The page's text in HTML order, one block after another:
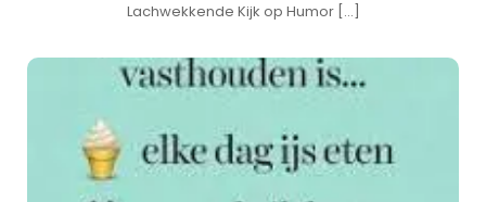
Lachwekkende Kijk op Humor […]